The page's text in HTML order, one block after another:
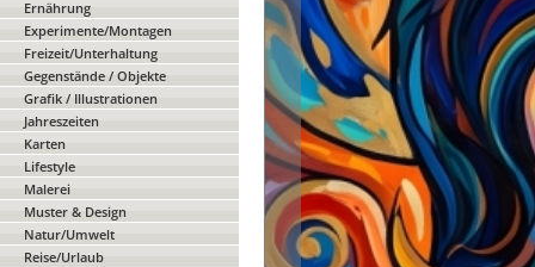
Ernährung
Experimente/Montagen
Freizeit/Unterhaltung
Gegenstände / Objekte
Grafik / Illustrationen
Jahreszeiten
Karten
Lifestyle
Malerei
Muster & Design
Natur/Umwelt
Reise/Urlaub